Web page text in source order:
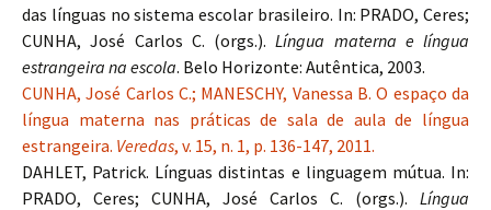
das línguas no sistema escolar brasileiro. In: PRADO, Ceres;
CUNHA, José Carlos C. (orgs.).Língua materna e língua
estrangeira na escola. Belo Horizonte: Autêntica, 2003.
CUNHA, José Carlos C.; MANESCHY, Vanessa B. O espaço da
língua materna nas práticas de sala de aula de língua
estrangeira. Veredas, v. 15, n. 1, p. 136-147, 2011.
DAHLET, Patrick. Línguas distintas e linguagem mútua. In:
PRADO, Ceres; CUNHA, José Carlos C. (orgs.). Língua